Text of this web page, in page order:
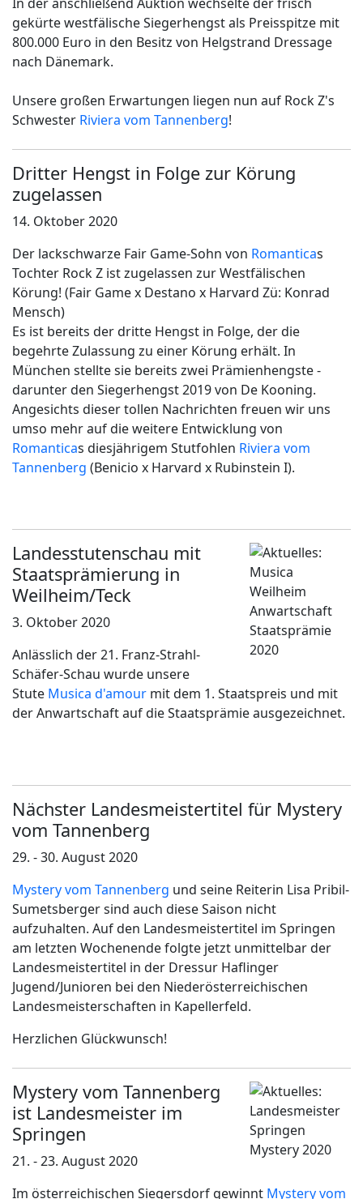
gekürte westfälische Siegerhengst als Preisspitze mit
800.000 Euro in den Besitz von Helgstrand Dressage
nach Dänemark.
Unsere großen Erwartungen liegen nun auf Rock Z's
Schwester Riviera vom Tannenberg!
Dritter Hengst in Folge zur Körung
zugelassen
14. Oktober 2020
Der lackschwarze Fair Game-Sohn von Romanticas
Tochter Rock Z ist zugelassen zur Westfälischen
Körung! (Fair Game x Destano x Harvard Zü: Konrad
Mensch)
Es ist bereits der dritte Hengst in Folge, der die
begehrte Zulassung zu einer Körung erhält. In
München stellte sie bereits zwei Prämienhengste -
darunter den Siegerhengst 2019 von De Kooning.
Angesichts dieser tollen Nachrichten freuen wir uns
umso mehr auf die weitere Entwicklung von
Romanticas diesjährigem Stutfohlen Riviera vom
Tannenberg (Benicio x Harvard x Rubinstein I).
Landesstutenschau mit
Staatsprämierung in
Weilheim/Teck
3. Oktober 2020
Anlässlich der 21. Franz-Strahl-
Schäfer-Schau wurde unsere
Stute Musica d'amour mit dem 1. Staatspreis und mit
der Anwartschaft auf die Staatsprämie ausgezeichnet.
Nächster Landesmeistertitel für Mystery
vom Tannenberg
29. - 30. August 2020
Mystery vom Tannenberg und seine Reiterin Lisa Pribil-
Sumetsberger sind auch diese Saison nicht
aufzuhalten. Auf den Landesmeistertitel im Springen
am letzten Wochenende folgte jetzt unmittelbar der
Landesmeistertitel in der Dressur Haflinger
Jugend/Junioren bei den Niederösterreichischen
Landesmeisterschaften in Kapellerfeld.
Herzlichen Glückwunsch!
Mystery vom Tannenberg
ist Landesmeister im
Springen
21. - 23. August 2020
Im österreichischen Siegersdorf gewinnt Mystery vom